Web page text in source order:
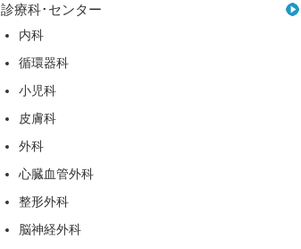
診療科･センター
内科
循環器科
小児科
皮膚科
外科
心臓血管外科
整形外科
脳神経外科